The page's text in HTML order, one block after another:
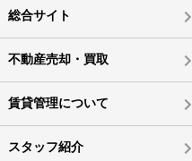
総合サイト
不動産売却・買取
賃貸管理について
スタッフ紹介